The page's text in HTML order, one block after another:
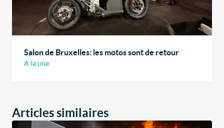
Salon de Bruxelles: les motos sont de retour
A la une
Articles similaires